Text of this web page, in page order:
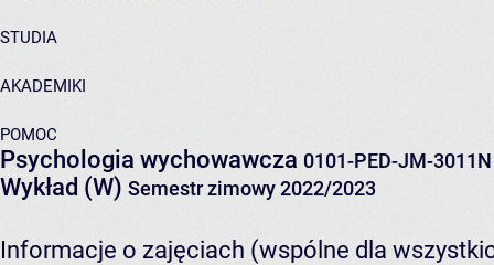
STUDIA
AKADEMIKI
POMOC
Psychologia wychowawcza 0101-PED-JM-3011N
Wykład (W) Semestr zimowy 2022/2023
Informacje o zajęciach (wspólne dla